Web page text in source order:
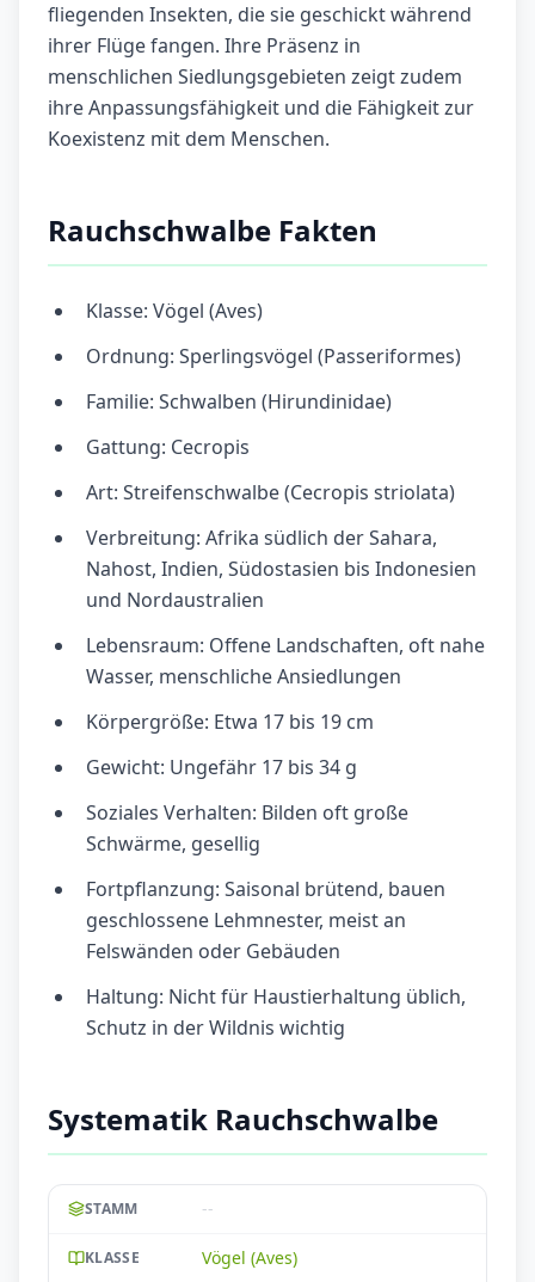
fliegenden Insekten, die sie geschickt während
ihrer Flüge fangen. Ihre Präsenz in
menschlichen Siedlungsgebieten zeigt zudem
ihre Anpassungsfähigkeit und die Fähigkeit zur
Koexistenz mit dem Menschen.
Rauchschwalbe Fakten
Klasse: Vögel (Aves)
Ordnung: Sperlingsvögel (Passeriformes)
Familie: Schwalben (Hirundinidae)
Gattung: Cecropis
Art: Streifenschwalbe (Cecropis striolata)
Verbreitung: Afrika südlich der Sahara,
Nahost, Indien, Südostasien bis Indonesien
und Nordaustralien
Lebensraum: Offene Landschaften, oft nahe
Wasser, menschliche Ansiedlungen
Körpergröße: Etwa 17 bis 19 cm
Gewicht: Ungefähr 17 bis 34 g
Soziales Verhalten: Bilden oft große
Schwärme, gesellig
Fortpflanzung: Saisonal brütend, bauen
geschlossene Lehmnester, meist an
Felswänden oder Gebäuden
Haltung: Nicht für Haustierhaltung üblich,
Schutz in der Wildnis wichtig
Systematik Rauchschwalbe
STAMM --
KLASSE Vögel (Aves)